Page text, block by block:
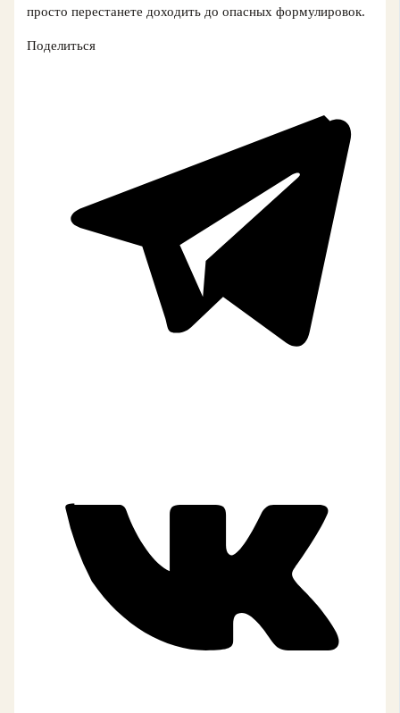
просто перестанете доходить до опасных формулировок.
Поделиться